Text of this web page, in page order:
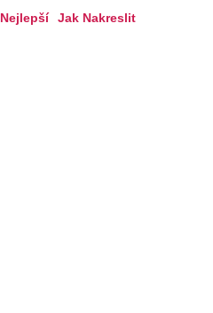
Nejlepší Jak Nakreslit